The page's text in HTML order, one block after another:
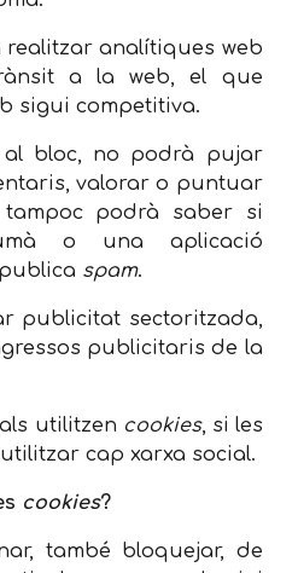
realitzar analítiques web
a la web, el que
sigui competitiva.
bloc, no podrà pujar
valorar o puntuar
podrà saber si
o una aplicació
spam.
publicitat sectoritzada,
publicitaris de la
utilitzen cookies, si les
cap xarxa social.
cookies?
també bloquejar, de